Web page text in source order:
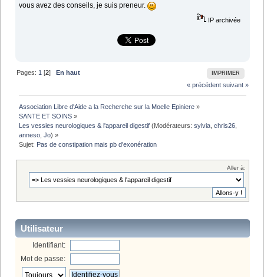
vous avez des conseils, je suis preneur.
IP archivée
IMPRIMER
Pages: 1 [2]En haut
« précédent suivant »
Association Libre d'Aide a la Recherche sur la Moelle Epiniere »
SANTE ET SOINS »
Les vessies neurologiques & l'appareil digestif (Modérateurs:sylvia,chris26,
anneso,Jo) »
Sujet: Pas de constipation mais pb d'exonération
Aller à:
Utilisateur
Identifiant:
Mot de passe: